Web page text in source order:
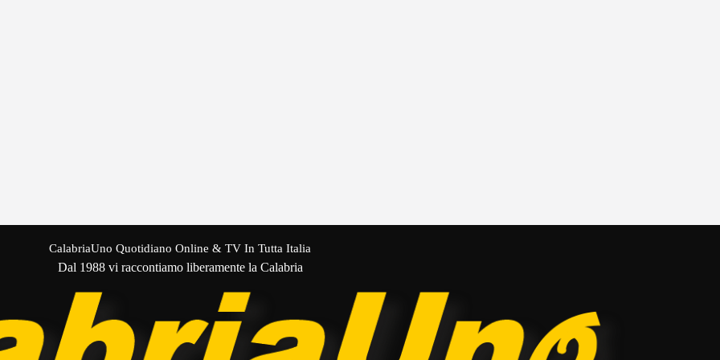
CalabriaUno Quotidiano Online & TV In Tutta Italia
Dal 1988 vi raccontiamo liberamente la Calabria